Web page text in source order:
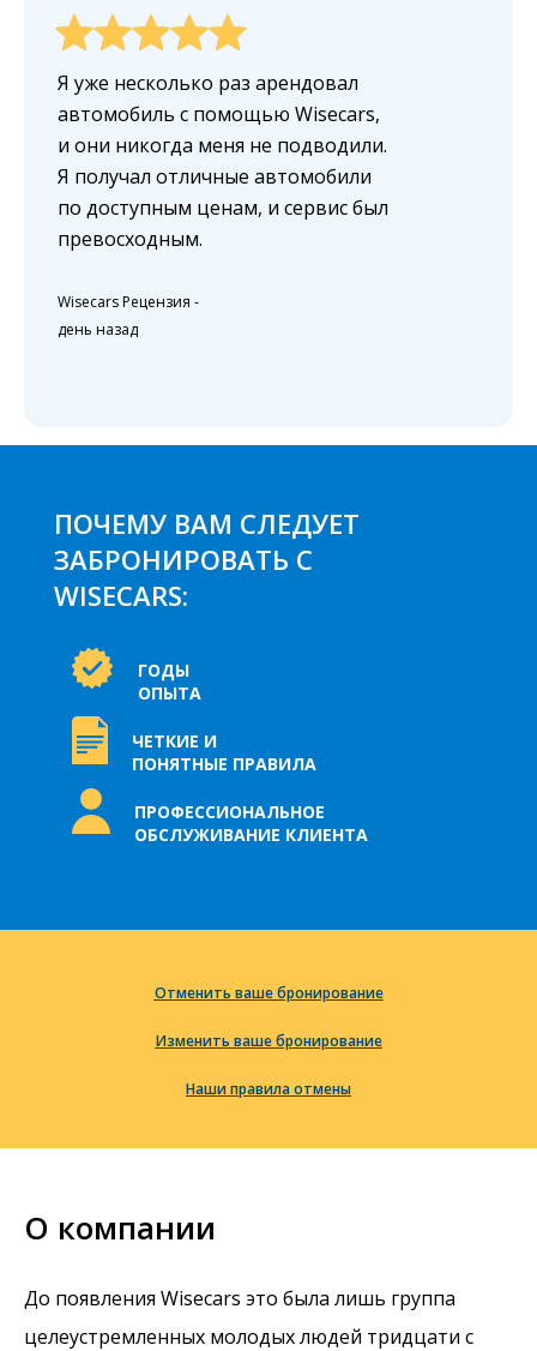
Я уже несколько раз арендовал
автомобиль с помощью Wisecars,
и они никогда меня не подводили.
Я получал отличные автомобили
по доступным ценам, и сервис был
превосходным.
Wisecars Рецензия -
день назад
ПОЧЕМУ ВАМ СЛЕДУЕТ
ЗАБРОНИРОВАТЬ С
WISECARS:
ГОДЫ
ОПЫТА
ЧЕТКИЕ И
ПОНЯТНЫЕ ПРАВИЛА
ПРОФЕССИОНАЛЬНОЕ
ОБСЛУЖИВАНИЕ КЛИЕНТА
Отменить ваше бронирование
Изменить ваше бронирование
Наши правила отмены
О компании
До появления Wisecars это была лишь группа
целеустремленных молодых людей тридцати с